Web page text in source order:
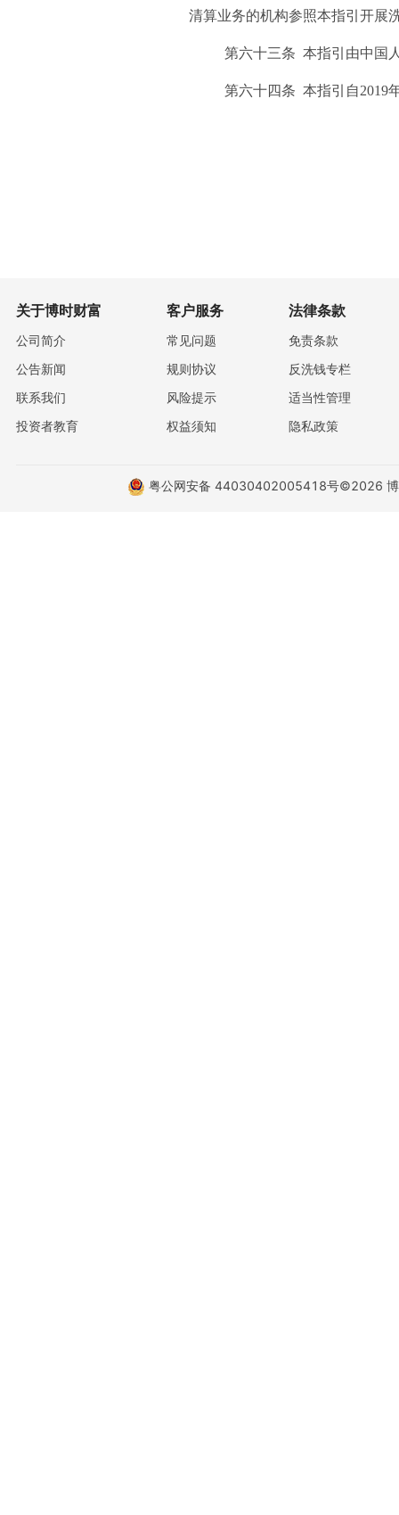
清算业务的机构参照本指引开展
第六十三条 本指引由中国
第六十四条 本指引自2019
关于博时财富
公司简介
公告新闻
联系我们
投资者教育
客户服务
常见问题
规则协议
风险提示
权益须知
法律条款
免责条款
反洗钱专栏
适当性管理
隐私政策
粤公网安备 44030402005418号©2026 博